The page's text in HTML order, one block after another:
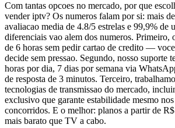
Com tantas opcoes no mercado, por que
vender iptv? Os numeros falam por si: mais
avaliacao media de 4.8/5 estrelas e 99,9% de
diferenciais vao alem dos numeros. Primeiro,
de 6 horas sem pedir cartao de credito —
decide sem pressao. Segundo, nosso suporte
horas por dia, 7 dias por semana via
de resposta de 3 minutos. Terceiro,
tecnologias de transmissao do mercado,
exclusivo que garante estabilidade mesmo
concorridos. E o melhor: planos a partir de
mais barato que TV a cabo.